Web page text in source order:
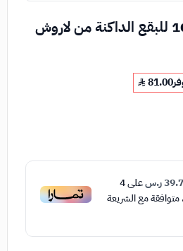
سيروم نياسيناميد 10 للبقع الداكنة من لاروش
81.00
ر.س على4
مع الشريعة